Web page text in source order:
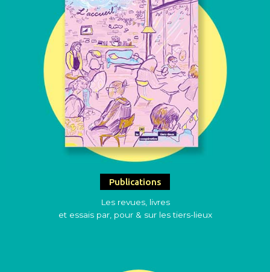
Publications
Les revues, livres
et essais par, pour & sur les tiers-lieux